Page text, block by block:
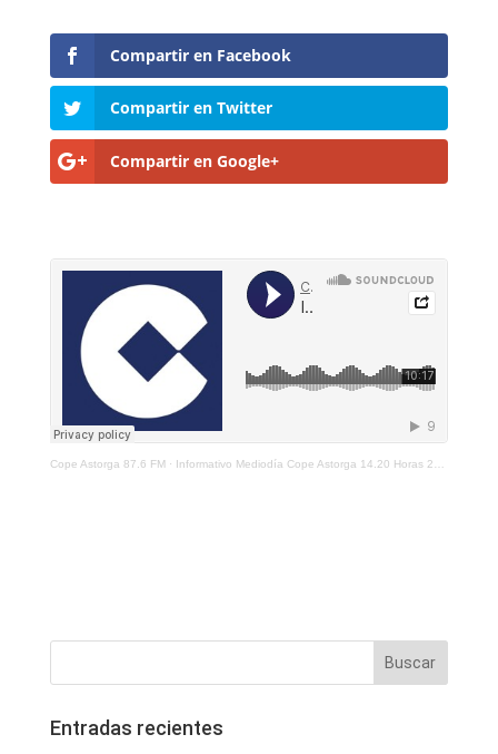
Compartir en Facebook
Compartir en Twitter
Compartir en Google+
Cope Astorga 87.6 FM· Informativo Mediodía Cope Astorga 14.20 Horas 20 De Enero 2021
Entradas recientes